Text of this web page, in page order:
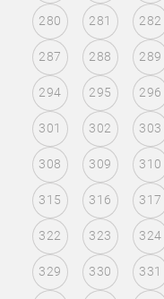
280 281 282
287 288 289
294 295 296
301 302 303
308 309 310
315 316 317
322 323 324
329 330 331